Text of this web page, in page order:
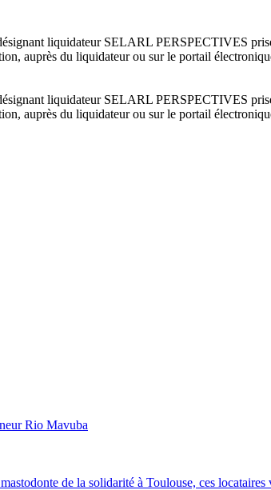
liquidateur SELARL PERSPECTIVES
auprès du liquidateur ou sur le portail
liquidateur SELARL PERSPECTIVES
auprès du liquidateur ou sur le portail
Rio Mavuba
de la solidarité à Toulouse, ces locataires